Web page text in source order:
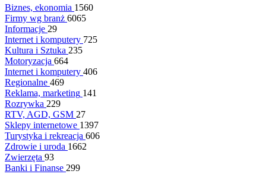
Biznes, ekonomia 1560
Firmy wg branż 6065
Informacje 29
Internet i komputery 725
Kultura i Sztuka 235
Motoryzacja 664
Internet i komputery 406
Regionalne 469
Reklama, marketing 141
Rozrywka 229
RTV, AGD, GSM 27
Sklepy internetowe 1397
Turystyka i rekreacja 606
Zdrowie i uroda 1662
Zwierzęta 93
Banki i Finanse 299